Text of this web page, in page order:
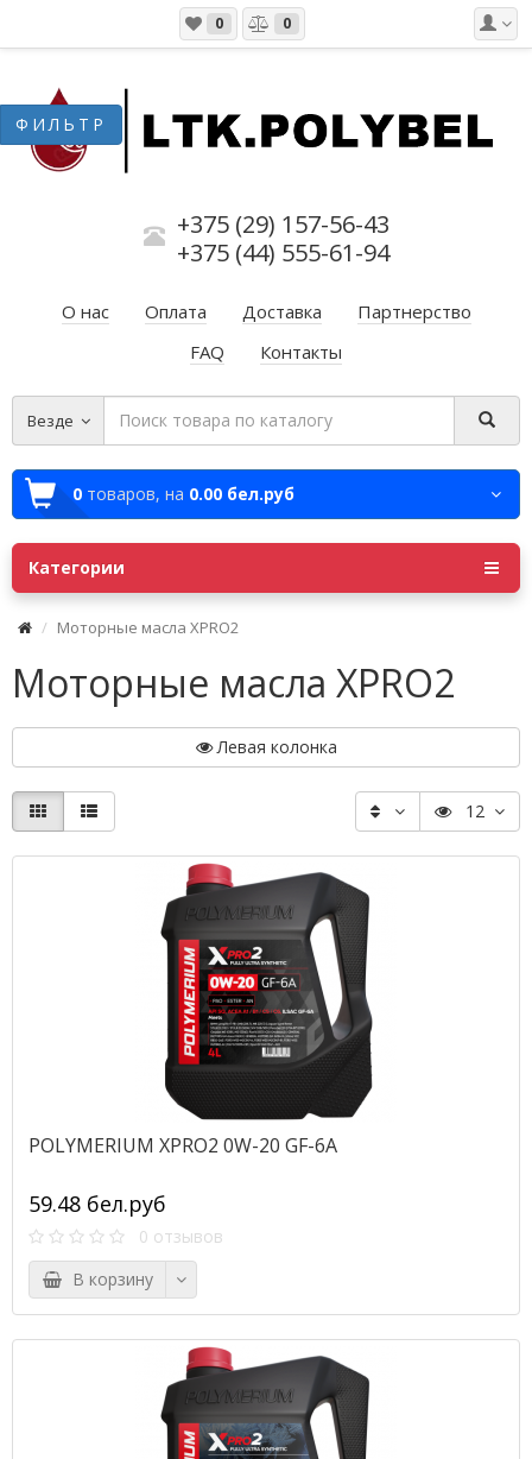
0 0
+375 (29) 157-56-43
+375 (44) 555-61-94
О нас Оплата Доставка
Партнерство
FAQ
Контакты
Везде
0 товаров, на 0.00 бел.руб
Категории
Моторные масла XPRO2
Моторные масла XPRO2
Левая колонка
12
POLYMERIUM XPRO2 0W-20 GF-6A
59.48 бел.руб
0 отзывов
В корзину